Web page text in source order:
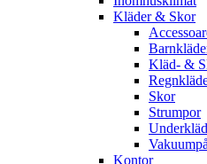
Kläder & Skor
Kläd- &
Skor
Strumpor
Kontor